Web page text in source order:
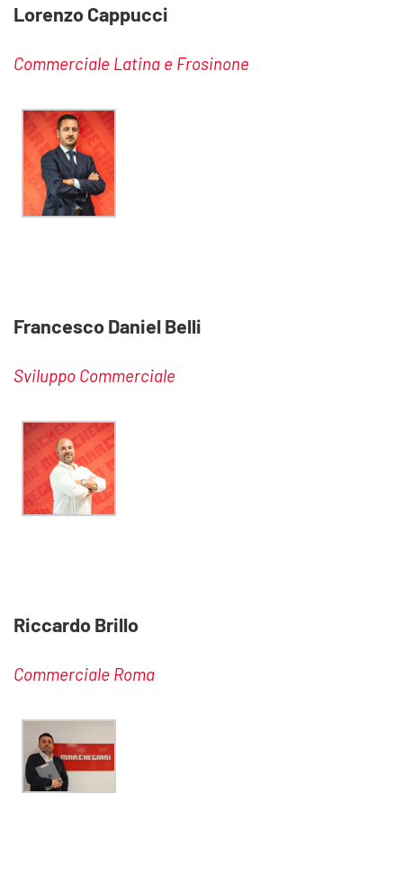
Lorenzo Cappucci
Commerciale Latina e Frosinone
Francesco Daniel Belli
Sviluppo Commerciale
Riccardo Brillo
Commerciale Roma